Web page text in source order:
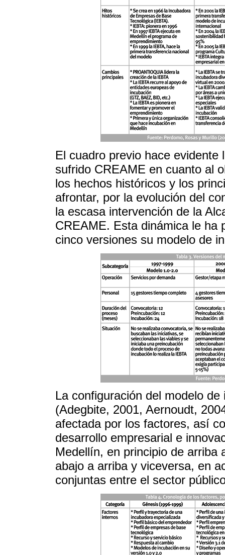
El cuadro previo hace
sufrido CREAME en cuanto al
los hechos históricos y los
afrontar, por la evolución del
la escasa intervención de la
CREAME. Esta dinámica le ha
cinco versiones su modelo de
La configuración del modelo
(Adegbite, 2001, Aernoudt,
afectada por los factores, así
desarrollo empresarial e
Medellín, en principio de arriba
abajo a arriba y viceversa, en
conjuntas entre el sector